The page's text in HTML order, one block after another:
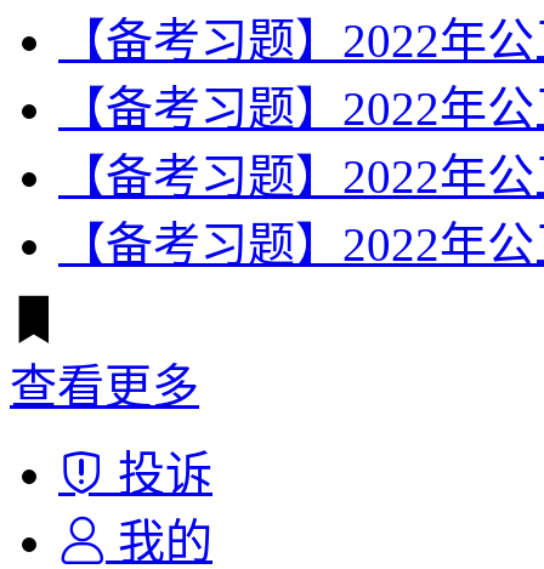
【备考习题】2022年
【备考习题】2022年
【备考习题】2022年
【备考习题】2022年
查看更多
投诉
我的